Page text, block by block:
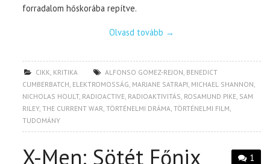
forradalom hőskorába repítve.
Olvasd tovább →
CIKK, KRITIKA ALFONSO GOMEZ-REJON, BENEDICT
CUMBERBATCH, ELEKTROMOSSÁG, MARJANE SATRAPI, MICHAEL SHANNON,
NICHOLAS HOULT, RADIOACTIVE, RADIOAKTIVITÁS, ROSAMUND PIKE, SAM
RILEY,THE CURRENT WAR,TÖRTÉNELMI DRÁMA,TÖRTÉNELMI FILM,
TUDOMÁNY
1
X-Men: Sötét Főnix